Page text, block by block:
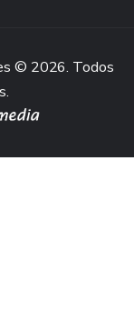
© 2026. Todos